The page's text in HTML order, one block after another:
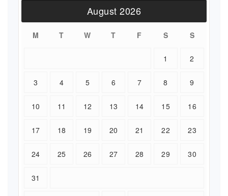
August 2026
M T W T F S S
1 2
3 4 5 6 7 8 9
10 11 12 13 14 15 16
17 18 19 20 21 22 23
24 25 26 27 28 29 30
31